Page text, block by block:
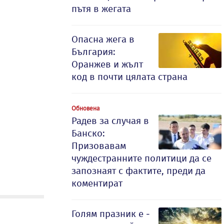
пътя в жегата
Опасна жега в
България:
Оранжев и жълт
код в почти цялата страна
Обновена
Радев за случая в
Банско:
Призовавам
чуждестранните политици да се
запознаят с фактите, преди да
коментират
Голям празник е -